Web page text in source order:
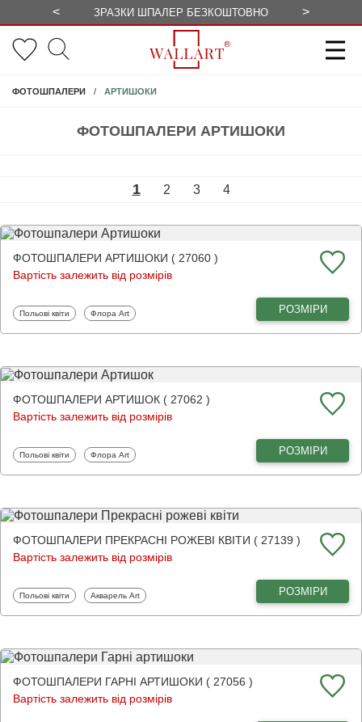
< ЗРАЗКИ ШПАЛЕР БЕЗКОШТОВНО >
ФОТОШПАЛЕРИ АРТИШОКИ
ФОТОШПАЛЕРИ АРТИШОКИ
1 2 3 4
ФОТОШПАЛЕРИ АРТИШОКИ ( 27060 )
Вартість залежить від розмірів
Фотошпалери
Польові квіти Фотошпалери
Флора Art РОЗМІРИ
ФОТОШПАЛЕРИ АРТИШОК ( 27062 )
Вартість залежить від розмірів
Фотошпалери
Польові квіти Фотошпалери
Флора Art РОЗМІРИ
ФОТОШПАЛЕРИ ПРЕКРАСНІ РОЖЕВІ КВІТИ ( 27139 )
Вартість залежить від розмірів
Фотошпалери
Польові квіти Фотошпалери
Акварель Art РОЗМІРИ
ФОТОШПАЛЕРИ ГАРНІ АРТИШОКИ ( 27056 )
Вартість залежить від розмірів